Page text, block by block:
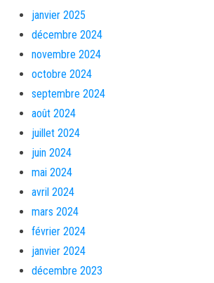
janvier 2025
décembre 2024
novembre 2024
octobre 2024
septembre 2024
août 2024
juillet 2024
juin 2024
mai 2024
avril 2024
mars 2024
février 2024
janvier 2024
décembre 2023